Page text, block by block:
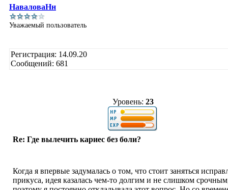
НаваловаНн
Уважаемый пользователь
Регистрация: 14.09.20
Сообщений: 681
Уровень: 23
Re: Где вылечить кариес без боли?
Когда я впервые задумалась о том, что стоит заняться
прикуса, идея казалась чем-то долгим и не слишком